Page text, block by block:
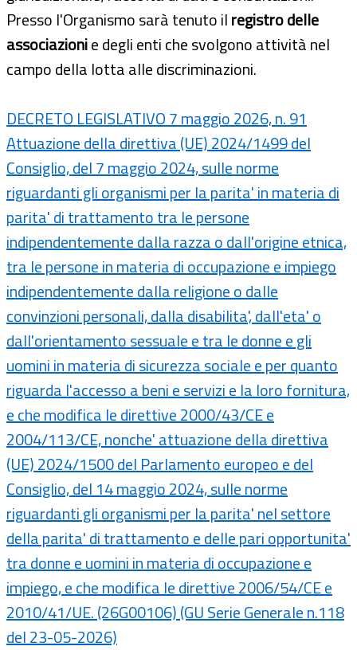
Presso l'Organismo sarà tenuto ilregistro delle
associazionie degli enti che svolgono attività nel
campo della lotta alle discriminazioni.
DECRETO LEGISLATIVO 7 maggio 2026, n. 91
Attuazione della direttiva (UE) 2024/1499 del
Consiglio, del 7 maggio 2024, sulle norme
riguardanti gli organismi per la parita' in materia di
parita' di trattamento tra le persone
indipendentemente dalla razza o dall'origine etnica,
tra le persone in materia di occupazione e impiego
indipendentemente dalla religione o dalle
convinzioni personali, dalla disabilita', dall'eta' o
dall'orientamento sessuale e tra le donne e gli
uomini in materia di sicurezza sociale e per quanto
riguarda l'accesso a beni e servizi e la loro fornitura,
e che modifica le direttive 2000/43/CE e
2004/113/CE, nonche' attuazione della direttiva
(UE) 2024/1500 del Parlamento europeo e del
Consiglio, del 14 maggio 2024, sulle norme
riguardanti gli organismi per la parita' nel settore
della parita' di trattamento e delle pari opportunita'
tra donne e uomini in materia di occupazione e
impiego, e che modifica le direttive 2006/54/CE e
2010/41/UE. (26G00106) (GU Serie Generale n.118
del 23-05-2026)